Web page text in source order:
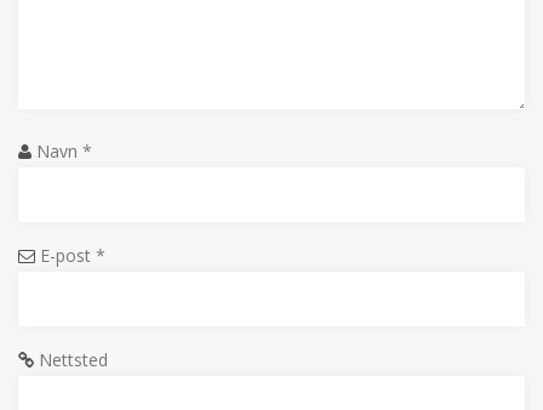
Navn *
E-post *
Nettsted